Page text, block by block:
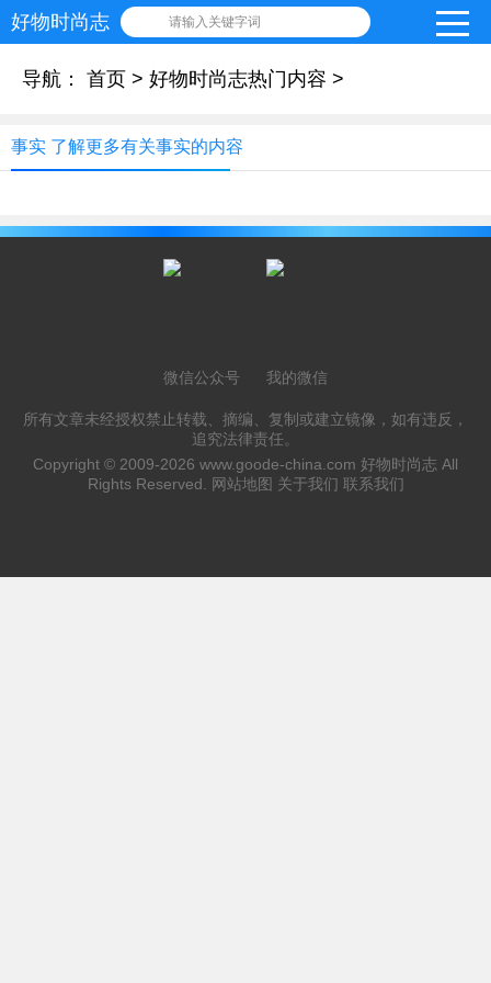
好物时尚志 请输入关键字词
导航： 首页 > 好物时尚志热门内容 >
事实 了解更多有关事实的内容
微信公众号 我的微信
所有文章未经授权禁止转载、摘编、复制或建立镜像，如有违反，
追究法律责任。
Copyright © 2009-2026 www.goode-china.com 好物时尚志 All
Rights Reserved.
网站地图 关于我们 联系我们